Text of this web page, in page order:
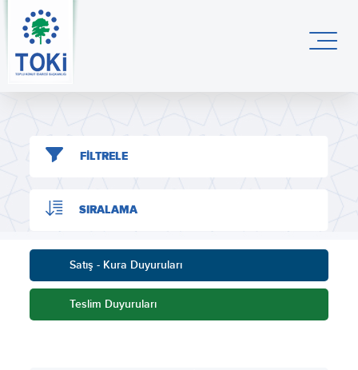
FİLTRELE
SIRALAMA
Satış - Kura Duyuruları
Teslim Duyuruları